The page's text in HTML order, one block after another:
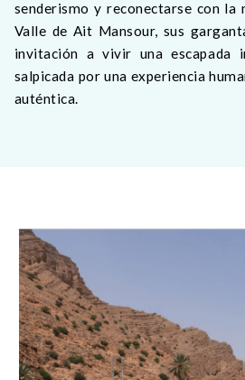
senderismo y reconectarse con la
Valle de Ait Mansour, sus
invitación a vivir una escapada
salpicada por una experiencia
auténtica.